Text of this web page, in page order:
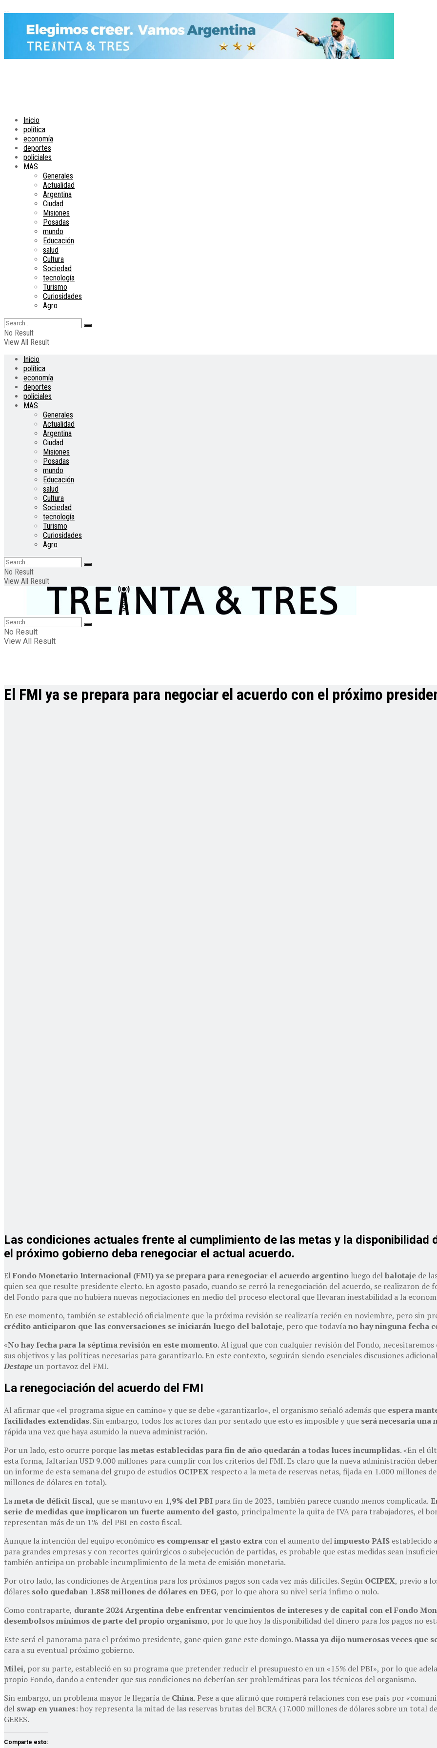
Inicio
política
economía
deportes
policiales
MAS
Generales
Actualidad
Argentina
Ciudad
Misiones
Posadas
mundo
Educación
salud
Cultura
Sociedad
tecnología
Turismo
Curiosidades
Agro
No Result
View All Result
Inicio
política
economía
deportes
policiales
MAS
Generales
Actualidad
Argentina
Ciudad
Misiones
Posadas
mundo
Educación
salud
Cultura
Sociedad
tecnología
Turismo
Curiosidades
Agro
No Result
View All Result
No Result
View All Result
El FMI ya se prepara para negociar el acuerdo con el próximo
Las condiciones actuales frente al cumplimiento de las metas y la disponibilidad
el próximo gobierno deba renegociar el actual acuerdo.
ElFondo Monetario Internacional (FMI) ya se prepara para renegociar el acuerdo argentino luego delbalotaje de
quien sea que resulte presidente electo. En agosto pasado, cuando se cerró la renegociación del acuerdo, se realizaron
del Fondo para que no hubiera nuevas negociaciones en medio del proceso electoral que llevaran inestabilidad a la
En ese momento, también se estableció oficialmente que la próxima revisión se realizaría recién en noviembre, pero sin
crédito anticiparon que las conversaciones se iniciarán luego del balotaje, pero que todavíano hay ninguna fecha
«No hay fecha para la séptima revisión en este momento. Al igual que con cualquier revisión del Fondo,
sus objetivos y las políticas necesarias para garantizarlo. En este contexto, seguirán siendo esenciales discusiones
Destapeun portavoz del FMI.
La renegociación del acuerdo del FMI
Al afirmar que «el programa sigue en camino» y que se debe «garantizarlo», el organismo señaló además que espera
facilidades extendidas. Sin embargo, todos los actores dan por sentado que esto es imposible y que será necesaria una
rápida una vez que haya asumido la nueva administración.
Por un lado, esto ocurre porque las metas establecidas para fin de año quedarán a todas luces incumplidas. «En el
esta forma, faltarían USD 9.000 millones para cumplir con los criterios del FMI. Es claro que la nueva administración
un informe de esta semana del grupo de estudios OCIPEX respecto a la meta de reservas netas, fijada en 1.000 millones
millones de dólares en total).
Lameta de déficit fiscal, que se mantuvo en 1,9% del PBI para fin de 2023, también parece cuando menos complicada.
serie de medidas que implicaron un fuerte aumento del gasto, principalmente la quita de IVA para trabajadores, el
representan más de un 1% del PBI en costo fiscal.
Aunque la intención del equipo económico es compensar el gasto extra con el aumento delimpuesto PAIS establecido
para grandes empresas y con recortes quirúrgicos o subejecución de partidas, es probable que estas medidas sean
también anticipa un probable incumplimiento de la meta de emisión monetaria.
Por otro lado, las condiciones de Argentina para los próximos pagos son cada vez más difíciles. Según OCIPEX, previo a
dólares solo quedaban 1.858 millones de dólares en DEG, por lo que ahora su nivel sería ínfimo o nulo.
Como contraparte, durante 2024 Argentina debe enfrentar vencimientos de intereses y de capital con el Fondo
desembolsos mínimos de parte del propio organismo, por lo que hoy la disponibilidad del dinero para los pagos no
Este será el panorama para el próximo presidente, gane quien gane este domingo.Massa ya dijo numerosas veces que
cara a su eventual próximo gobierno.
Milei, por su parte, estableció en su programa que pretender reducir el presupuesto en un «15% del PBI», por lo que
propio Fondo, dando a entender que sus condiciones no deberían ser problemáticas para los técnicos del organismo.
Sin embargo, un problema mayor le llegaría de China. Pese a que afirmó que romperá relaciones con ese país por
del swap en yuanes: hoy representa la mitad de las reservas brutas del BCRA (17.000 millones de dólares sobre un total
GERES.
Comparte esto: